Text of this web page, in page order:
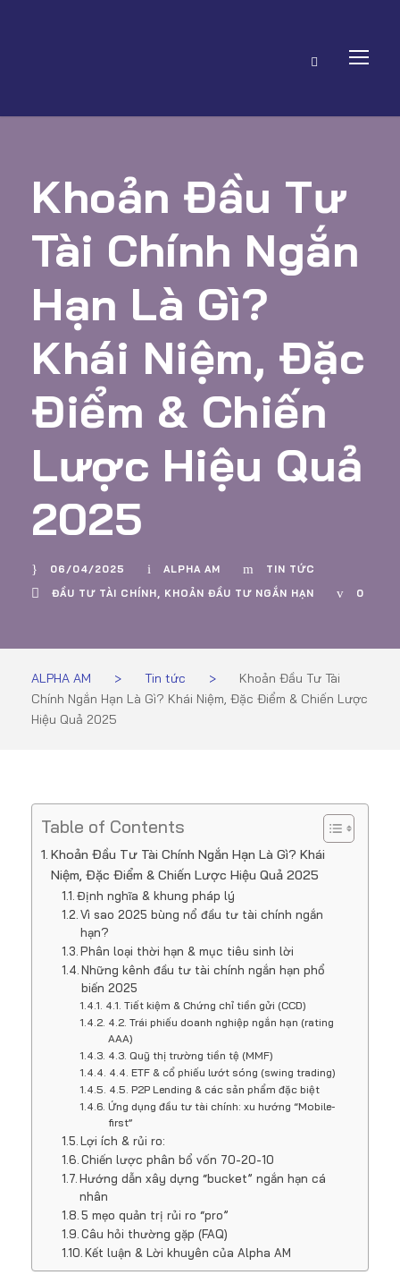
Khoản Đầu Tư
Tài Chính Ngắn
Hạn Là Gì?
Khái Niệm, Đặc
Điểm & Chiến
Lược Hiệu Quả
2025
06/04/2025 ALPHA AM
TIN TỨC
ĐẦU TƯ TÀI CHÍNH, KHOẢN ĐẦU TƯ NGẮN HẠN 0
ALPHA AM > Tin tức >
Khoản Đầu Tư Tài
Chính Ngắn Hạn Là Gì? Khái Niệm, Đặc Điểm & Chiến Lược
Hiệu Quả 2025
Table of Contents
Khoản Đầu Tư Tài Chính Ngắn Hạn Là Gì? Khái
Niệm, Đặc Điểm & Chiến Lược Hiệu Quả 2025
Định nghĩa & khung pháp lý
Vì sao 2025 bùng nổ đầu tư tài chính ngắn
hạn?
Phân loại thời hạn & mục tiêu sinh lời
Những kênh đầu tư tài chính ngắn hạn phổ
biến 2025
4.1. Tiết kiệm & Chứng chỉ tiền gửi (CCD)
4.2. Trái phiếu doanh nghiệp ngắn hạn (rating
AAA)
4.3. Quỹ thị trường tiền tệ (MMF)
4.4. ETF & cổ phiếu lướt sóng (swing trading)
4.5. P2P Lending & các sản phẩm đặc biệt
Ứng dụng đầu tư tài chính: xu hướng “Mobile-
first”
Lợi ích & rủi ro:
Chiến lược phân bổ vốn 70-20-10
Hướng dẫn xây dựng “bucket” ngắn hạn cá
nhân
5 mẹo quản trị rủi ro “pro”
Câu hỏi thường gặp (FAQ)
Kết luận & Lời khuyên của Alpha AM